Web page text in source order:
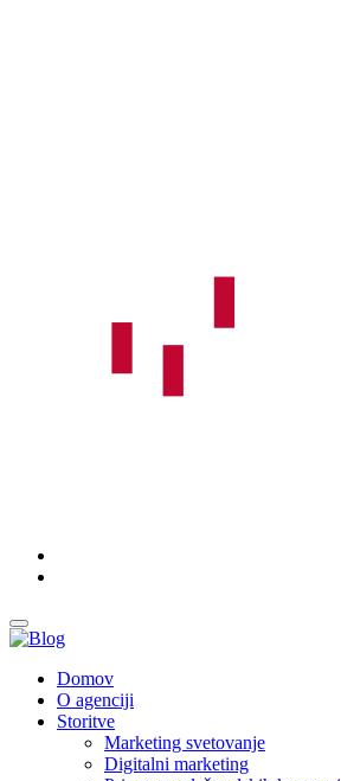
Domov
O agenciji
Storitve
Marketing svetovanje
Digitalni marketing